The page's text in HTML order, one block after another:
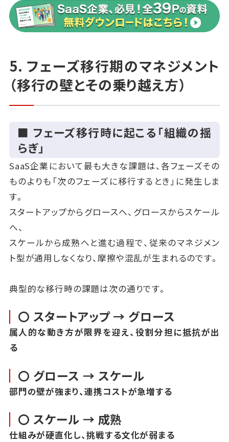
5. フェーズ移行期のマネジメント
（移行の壁とその乗り越え方）
■ フェーズ移行時に起こる「組織の揺
らぎ」
SaaS企業において最も大きな課題は、各フェーズその
ものよりも「次のフェーズに移行するとき」に発生しま
す。
スタートアップからグロースへ、グロースからスケール
へ、
スケールから成熟へと進む過程で、従来のマネジメン
ト型が通用しなくなり、摩擦や混乱が生まれるのです。
典型的な移行時の課題は次の通りです。
〇 スタートアップ → グロース
属人的な動き方が限界を迎え、役割分担に抵抗が出
る
〇 グロース → スケール
部門の壁が強まり、連携コストが急増する
〇 スケール → 成熟
仕組みが硬直化し、挑戦する文化が弱まる